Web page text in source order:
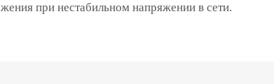
при нестабильном напряжении в сети.